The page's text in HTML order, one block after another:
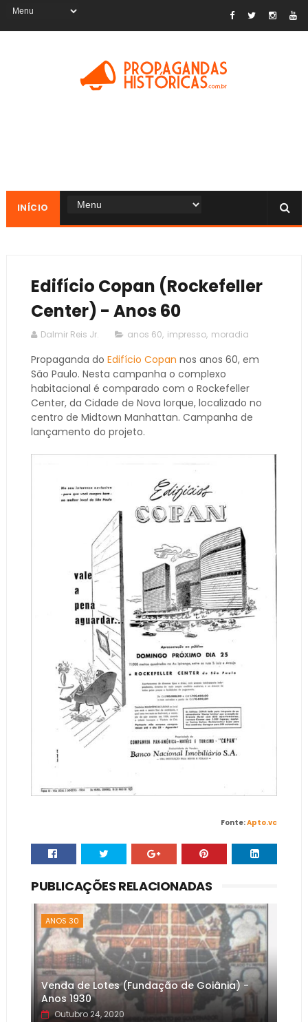
INÍCIO
Edifício Copan (Rockefeller
Center) - Anos 60
Dalmir Reis Jr. anos 60, impresso, moradia
Propaganda do Edifício Copan nos anos 60, em
São Paulo. Nesta campanha o complexo
habitacional é comparado com o Rockefeller
Center, da Cidade de Nova Iorque, localizado no
centro de Midtown Manhattan. Campanha de
lançamento do projeto.
Fonte:Apto.vc
PUBLICAÇÕES RELACIONADAS
ANOS 30
Venda de Lotes (Fundação de Goiânia) -
Anos 1930
Outubro 24, 2020